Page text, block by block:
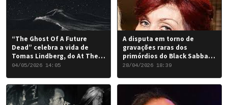
“The Ghost Of A Future
Dead” celebra a vida de
Tomas Lindberg, do At The
Gates
04/05/2026 14:05
A disputa em torno de
gravações raras dos
primórdios do Black Sabbath
chegou a um desfecho
28/04/2026 18:39